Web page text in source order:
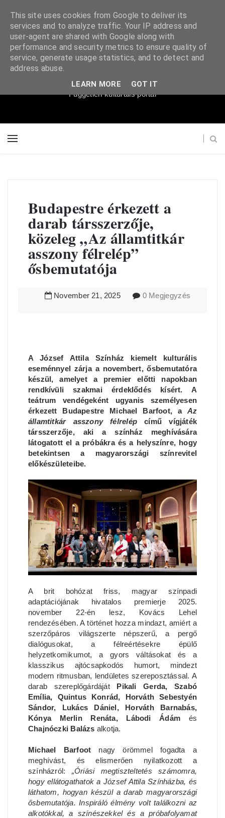
Súgópéldány
Független kulturális portál
Budapestre érkezett a
darab társszerzője,
közeleg „Az államtitkár
asszony félrelép”
ősbemutatója
November 21, 2025 0 Megjegyzés
A József Attila Színház kiemelt kulturális
eseménnyel zárja a novembert, ősbemutatóra
készül, amelyet a premier előtti napokban
rendkívüli szakmai érdeklődés kísért. A
teátrum vendégeként ugyanis személyesen
érkezett Budapestre Michael Barfoot, a Az
államtitkár asszony félrelépcímű vígjáték
társszerzője, aki a színház meghívására
látogatott el a próbákra és a helyszínre, hogy
betekintsen a magyarországi színrevitel
előkészületeibe.
A brit bohózat friss, magyar színpadi
adaptációjának hivatalos premierje 2025.
november 22-én lesz, Kovács Lehel
rendezésében. A történet hozza mindazt, amiért a
szerzőpáros világszerte népszerű, a pergő
dialógusokat, a félreértésekre épülő
helyzetkomikumot, a gyors váltásokat és a
klasszikus ajtócsapkodós humort, mindezt
modern ritmusban, lendületes szereposztással. A
darab szereplőgárdáját Pikali Gerda, Szabó
Emília, Quintus Konrád, Horváth Sebestyén
Sándor, Lukács Dániel, Horváth Barnabás,
Kónya Merlin Renáta, Lábodi Ádám és
Chajnóczki Balázs alkotja.
Michael Barfoot nagy örömmel fogadta a
meghívást, és elismerően nyilatkozott a
színházról: „Óriási megtiszteltetés számomra,
hogy ellátogathatok a József Attila Színházba, és
láthatom, hogyan készül a darab magyarországi
ősbemutatója. Inspiráló élmény volt találkozni az
alkotókkal, a színészekkel és a próbafolyamat
This site uses cookies from Google to deliver its
services and to analyze traffic. Your IP address and
user-agent are shared with Google along with
performance and security metrics to ensure quality of
service, generate usage statistics, and to detect and
address abuse.
LEARN MORE GOT IT